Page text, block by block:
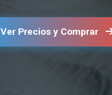
Ver Precios y Comprar